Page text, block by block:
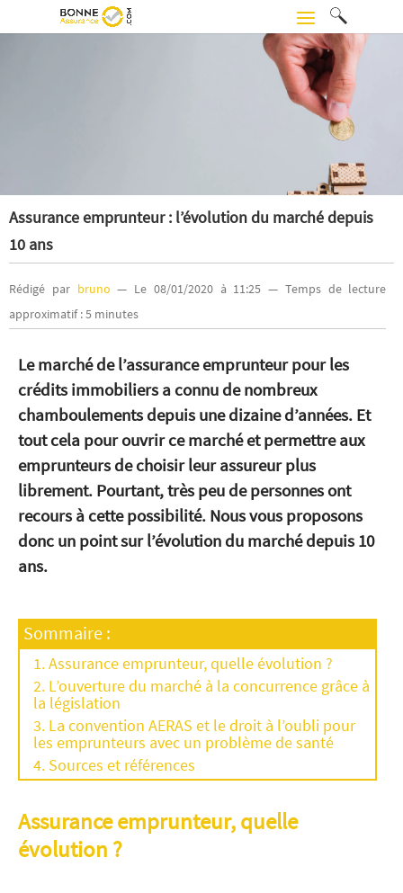
Assurance emprunteur : l’évolution du marché depuis
10 ans
Rédigé par bruno — Le 08/01/2020 à 11:25 — Temps de lecture
approximatif : 5 minutes
Le marché de l’assurance emprunteur pour les
crédits immobiliers a connu de nombreux
chamboulements depuis une dizaine d’années. Et
tout cela pour ouvrir ce marché et permettre aux
emprunteurs de choisir leur assureur plus
librement. Pourtant, très peu de personnes ont
recours à cette possibilité. Nous vous proposons
donc un point sur l’évolution du marché depuis 10
ans.
Sommaire :
Assurance emprunteur, quelle évolution ?
L’ouverture du marché à la concurrence grâce à
la législation
La convention AERAS et le droit à l’oubli pour
les emprunteurs avec un problème de santé
Sources et références
Assurance emprunteur, quelle
évolution ?